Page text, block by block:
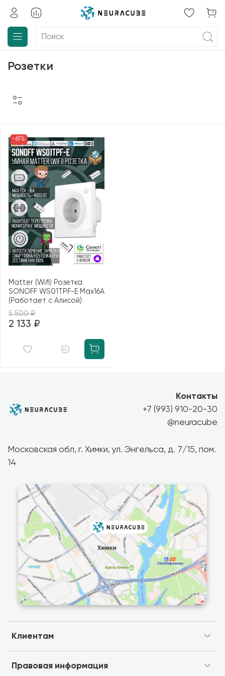
Розетки
-61%
Маtter (Wifi) Розетка
SONOFF WS01TPF-E Max16A
(Работает с Алисой)
5 500 ₽
2 133 ₽
Контакты
+7 (993) 910-20-30
@neuracube
Клиентам
Правовая информация
Московская обл, г. Химки, ул. Энгельса, д. 7/15, пом.
14